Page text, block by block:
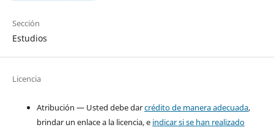
Sección
Estudios
Licencia
Atribución — Usted debe darcrédito de manera adecuada,
brindar un enlace a la licencia, e indicar si se han realizado